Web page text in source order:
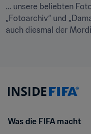
… unsere beliebten
„Fotoarchiv“ und
auch diesmal der
Was die FIFA macht